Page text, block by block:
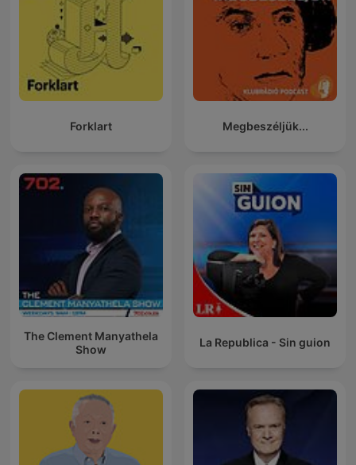
Forklart Megbeszéljük...
The Clement Manyathela
Show
La Republica - Sin guion